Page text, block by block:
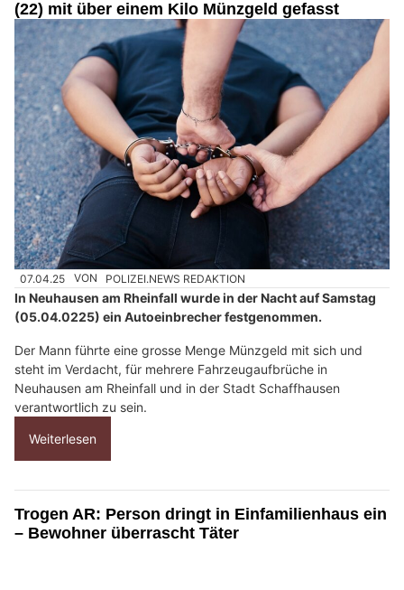
(22) mit über einem Kilo Münzgeld gefasst
07.04.25 VON POLIZEI.NEWS REDAKTION
In Neuhausen am Rheinfall wurde in der Nacht auf Samstag
(05.04.0225) ein Autoeinbrecher festgenommen.
Der Mann führte eine grosse Menge Münzgeld mit sich und
steht im Verdacht, für mehrere Fahrzeugaufbrüche in
Neuhausen am Rheinfall und in der Stadt Schaffhausen
verantwortlich zu sein.
Weiterlesen
Trogen AR: Person dringt in Einfamilienhaus ein
– Bewohner überrascht Täter